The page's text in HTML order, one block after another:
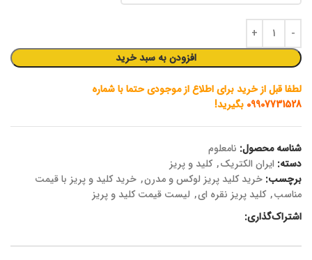
افزودن به سبد خرید
لطفا قبل از خرید برای اطلاع از موجودی حتما با شماره
09907731528 بگیرید!
شناسه محصول: نامعلوم
دسته: ایران الکتریک, کلید و پریز
برچسب: خرید کلید پریز لوکس و مدرن, خرید کلید و پریز با قیمت
مناسب, کلید پریز نقره ای, لیست قیمت کلید و پریز
اشتراک‌گذاری: